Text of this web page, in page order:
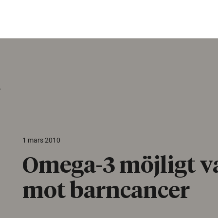
1 mars 2010
Omega-3 möjligt
mot barncancer